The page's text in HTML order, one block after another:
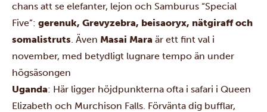
chans att se elefanter, lejon och Samburus “Special
Five”: gerenuk, Grevyzebra, beisaoryx, nätgiraff och
somalistruts. Även Masai Mara är ett fint val i
november, med betydligt lugnare tempo än under
högsäsongen
Uganda: Här ligger höjdpunkterna ofta i safari i Queen
Elizabeth och Murchison Falls. Förvänta dig bufflar,